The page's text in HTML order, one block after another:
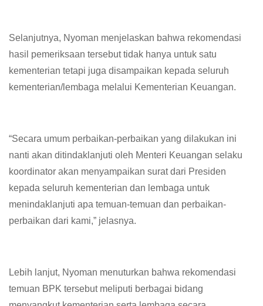
Selanjutnya, Nyoman menjelaskan bahwa rekomendasi
hasil pemeriksaan tersebut tidak hanya untuk satu
kementerian tetapi juga disampaikan kepada seluruh
kementerian/lembaga melalui Kementerian Keuangan.
“Secara umum perbaikan-perbaikan yang dilakukan ini
nanti akan ditindaklanjuti oleh Menteri Keuangan selaku
koordinator akan menyampaikan surat dari Presiden
kepada seluruh kementerian dan lembaga untuk
menindaklanjuti apa temuan-temuan dan perbaikan-
perbaikan dari kami,” jelasnya.
Lebih lanjut, Nyoman menuturkan bahwa rekomendasi
temuan BPK tersebut meliputi berbagai bidang